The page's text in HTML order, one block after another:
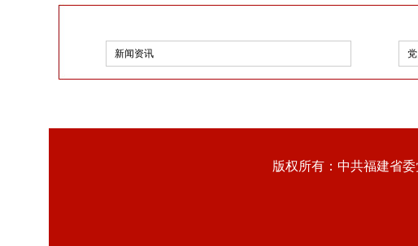
新闻资讯
版权所有：中共福建省